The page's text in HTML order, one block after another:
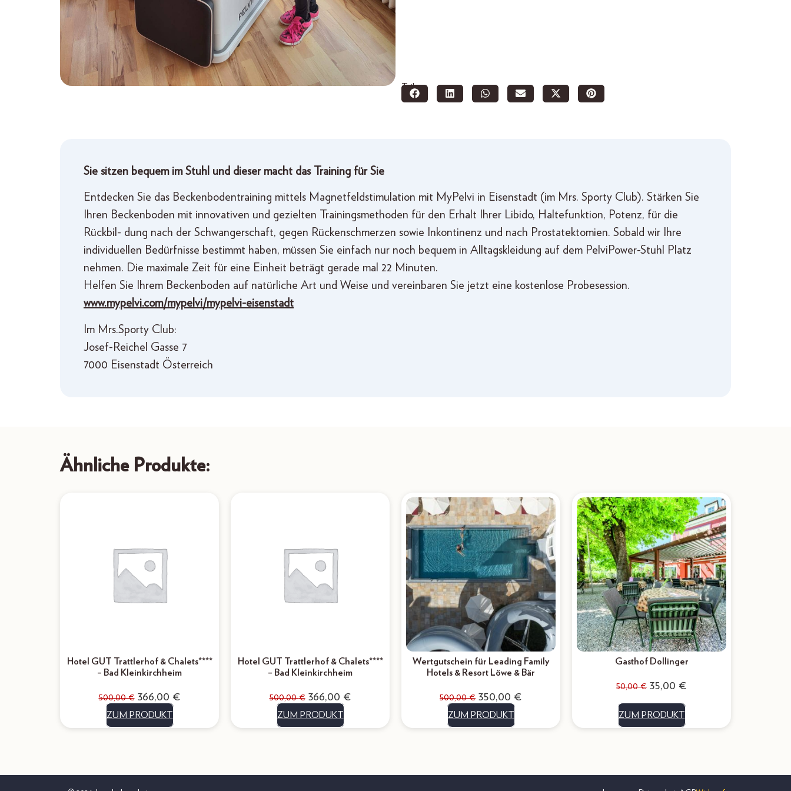
Teilen:
Sie sitzen bequem im Stuhl und dieser macht das Training für Sie
Entdecken Sie das Beckenbodentraining mittels Magnetfeldstimulation mit MyPelvi in Eisenstadt (im Mrs. Sporty Club). Stärken Sie
Ihren Beckenboden mit innovativen und gezielten Trainingsmethoden für den Erhalt Ihrer Libido, Haltefunktion, Potenz, für die
Rückbil- dung nach der Schwangerschaft, gegen Rückenschmerzen sowie Inkontinenz und nach Prostatektomien. Sobald wir Ihre
individuellen Bedürfnisse bestimmt haben, müssen Sie einfach nur noch bequem in Alltagskleidung auf dem PelviPower-Stuhl Platz
nehmen. Die maximale Zeit für eine Einheit beträgt gerade mal 22 Minuten.
Helfen Sie Ihrem Beckenboden auf natürliche Art und Weise und vereinbaren Sie jetzt eine kostenlose Probesession.
www.mypelvi.com/mypelvi/mypelvi-eisenstadt
Im Mrs.Sporty Club:
Josef-Reichel Gasse 7
7000 Eisenstadt Österreich
Ähnliche Produkte:
Hotel GUT Trattlerhof & Chalets****
– Bad Kleinkirchheim
500,00€ 366,00 €
ZUM PRODUKT
Hotel GUT Trattlerhof & Chalets****
– Bad Kleinkirchheim
500,00€ 366,00 €
ZUM PRODUKT
Wertgutschein für Leading Family
Hotels & Resort Löwe & Bär
500,00€ 350,00 €
ZUM PRODUKT
Gasthof Dollinger
50,00€ 35,00 €
ZUM PRODUKT